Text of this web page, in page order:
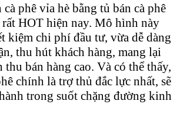
phê vỉa hè bằng tủ bán cà phê
HOT hiện nay. Mô hình này
kiệm chi phí đầu tư, vừa dễ dàng
thu hút khách hàng, mang lại
bán hàng cao. Và có thể thấy,
chính là trợ thủ đắc lực nhất, sẽ
trong suốt chặng đường kinh